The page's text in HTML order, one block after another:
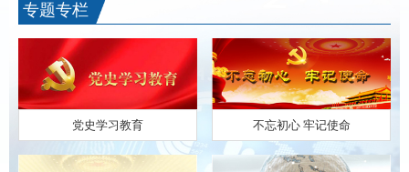
专题专栏
党史学习教育 不忘初心 牢记使命